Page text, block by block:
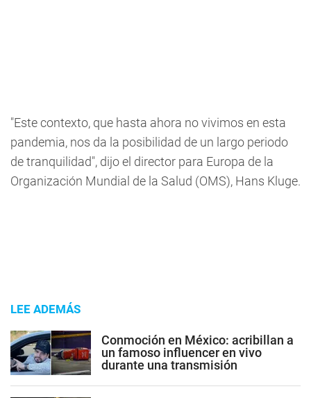
"Este contexto, que hasta ahora no vivimos en esta
pandemia, nos da la posibilidad de un largo periodo
de tranquilidad", dijo el director para Europa de la
Organización Mundial de la Salud (OMS), Hans Kluge.
LEE ADEMÁS
Conmoción en México: acribillan a
un famoso influencer en vivo
durante una transmisión